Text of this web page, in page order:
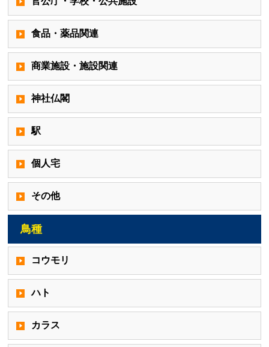
食品・薬品関連
商業施設・施設関連
神社仏閣
駅
個人宅
その他
鳥種
コウモリ
ハト
カラス